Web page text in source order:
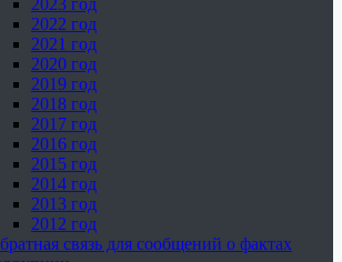
2023 год
2022 год
2021 год
2020 год
2019 год
2018 год
2017 год
2016 год
2015 год
2014 год
2013 год
2012 год
связь для сообщений о фактах